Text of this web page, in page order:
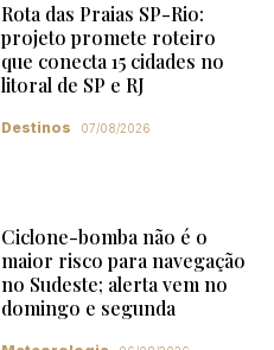
Rota das Praias SP-Rio:
projeto promete roteiro
que conecta 15 cidades no
litoral de SP e RJ
Destinos 07/08/2026
Ciclone-bomba não é o
maior risco para navegação
no Sudeste; alerta vem no
domingo e segunda